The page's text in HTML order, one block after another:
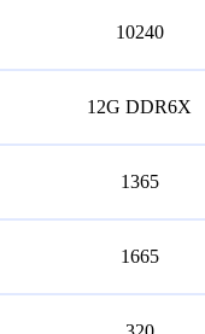
10240
12G DDR6X
1365
1665